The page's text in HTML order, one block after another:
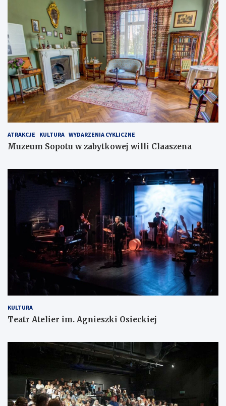
ATRAKCJE KULTURA WYDARZENIA CYKLICZNE
Muzeum Sopotu w zabytkowej willi Claaszena
KULTURA
Teatr Atelier im. Agnieszki Osieckiej